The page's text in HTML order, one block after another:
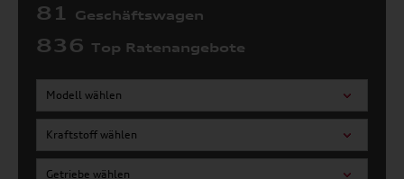
81 Geschäftswagen
836 Top Ratenangebote
Modell wählen
Kraftstoff wählen
Getriebe wählen